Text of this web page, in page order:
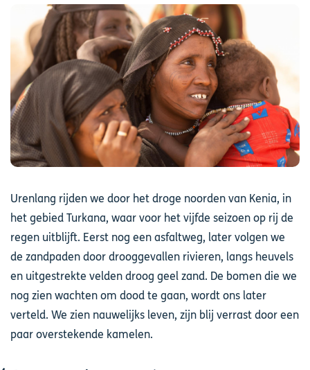
Afbeelding
Urenlang rijden we door het droge noorden van Kenia, in
het gebied Turkana, waar voor het vijfde seizoen op rij de
regen uitblijft. Eerst nog een asfaltweg, later volgen we
de zandpaden door drooggevallen rivieren, langs heuvels
en uitgestrekte velden droog geel zand. De bomen die we
nog zien wachten om dood te gaan, wordt ons later
verteld. We zien nauwelijks leven, zijn blij verrast door een
paar overstekende kamelen.